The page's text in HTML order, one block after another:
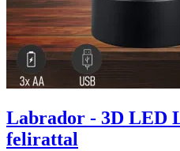
Labrador - 3D LED
felirattal